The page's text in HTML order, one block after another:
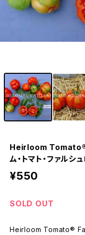
Heirloom
ム・トマト・ファルシ
¥550
SOLD OUT
Heirloom Tomato®